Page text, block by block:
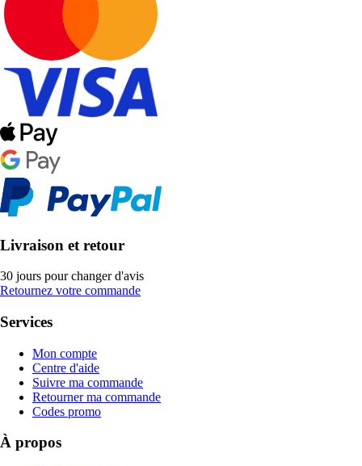
Livraison et retour
30 jours pour changer d'avis
Retournez votre commande
Services
Mon compte
Centre d'aide
Suivre ma commande
Retourner ma commande
Codes promo
À propos